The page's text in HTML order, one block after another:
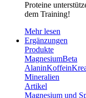
Proteine
dem Training!
Mehr lesen
Ergänzungen
Produkte
MagnesiumBeta
AlaninKoffein
Mineralien
Artikel
Magnesium und